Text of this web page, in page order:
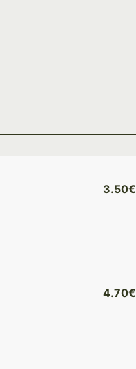
3.50€
4.70€